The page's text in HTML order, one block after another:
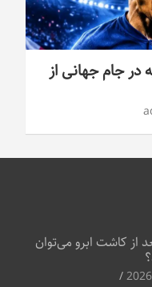
در جام جهانی از
از کاشت ابرو می‌توان